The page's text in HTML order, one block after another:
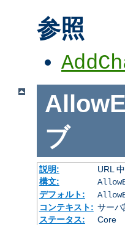
参照
ブ
説明:
URL
構文:
デフォルト:
コンテキスト: サーバ
ステータス:
Core